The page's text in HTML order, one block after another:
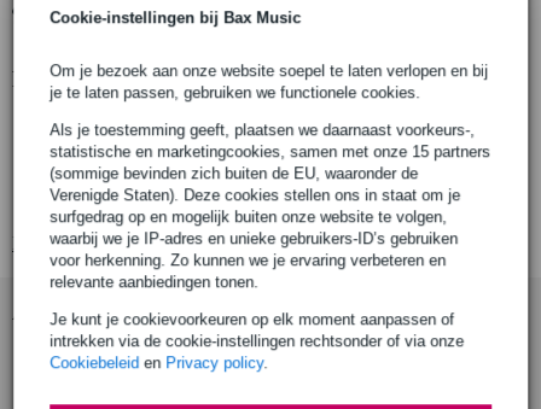
Cookie-instellingen bij Bax Music
Om je bezoek aan onze website soepel te laten verlopen en bij
je te laten passen, gebruiken we functionele cookies.
Als je toestemming geeft, plaatsen we daarnaast voorkeurs-,
statistische en marketingcookies, samen met onze 15 partners
(sommige bevinden zich buiten de EU, waaronder de
Verenigde Staten). Deze cookies stellen ons in staat om je
surfgedrag op en mogelijk buiten onze website te volgen,
waarbij we je IP-adres en unieke gebruikers-ID’s gebruiken
voor herkenning. Zo kunnen we je ervaring verbeteren en
relevante aanbiedingen tonen.
Je kunt je cookievoorkeuren op elk moment aanpassen of
intrekken via de cookie-instellingen rechtsonder of via onze
Cookiebeleid en Privacy policy.
Gratis ophalen in de winkel
Productinformatie
tablethouder
geschikt voor tablets met een afmeting van 7 inch tot 12.9 inch met
of zonder case
alle knoppen en regelaars toegankelijk via nieuwe 'smart brackets'
Bekijk alle productspecificaties
Accessoires (4)